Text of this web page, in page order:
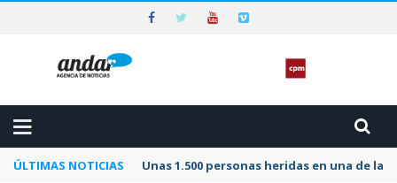
ÚLTIMAS NOTICIAS Unas 1.500 personas heridas en una de